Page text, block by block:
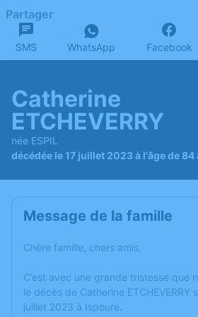
Partager
SMS WhatsApp Facebook
Catherine
ETCHEVERRY
née ESPIL
décédée le 17 juillet 2023 à l'âge de 84
Message de la famille
Chère famille, chers amis,
C’est avec une grande tristesse que
le décès de Catherine ETCHEVERRY
juillet 2023 à Ispoure.